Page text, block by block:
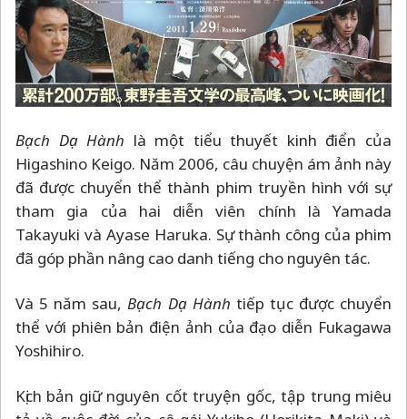
Bạch Dạ Hành là một tiểu thuyết kinh điển của
Higashino Keigo. Năm 2006, câu chuyện ám ảnh này
đã được chuyển thể thành phim truyền hình với sự
tham gia của hai diễn viên chính là Yamada
Takayuki và Ayase Haruka. Sự thành công của phim
đã góp phần nâng cao danh tiếng cho nguyên tác.
Và 5 năm sau, Bạch Dạ Hành tiếp tục được chuyển
thể với phiên bản điện ảnh của đạo diễn Fukagawa
Yoshihiro.
Kịch bản giữ nguyên cốt truyện gốc, tập trung miêu